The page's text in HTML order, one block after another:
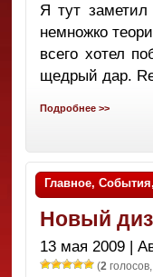
Я тут
немножко
всего хотел
щедрый дар.
Подробнее >>
Главное, События,
Новый
13 мая 2009 |
(2